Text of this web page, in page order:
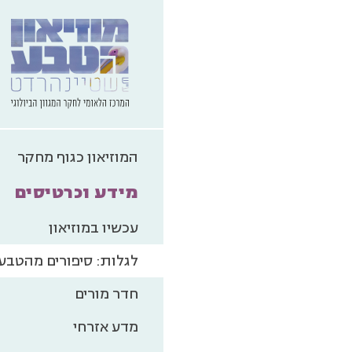
המוזיאון כגוף מחקר
מידע וכרטיסים
עכשיו במוזיאון
לגלות: סיפורים
חדר מורים
מדע אזרחי